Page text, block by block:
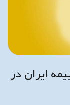
ایران در